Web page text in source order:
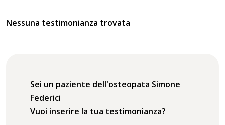
Nessuna testimonianza trovata
Sei un paziente dell'osteopata Simone
Federici
Vuoi inserire la tua testimonianza?